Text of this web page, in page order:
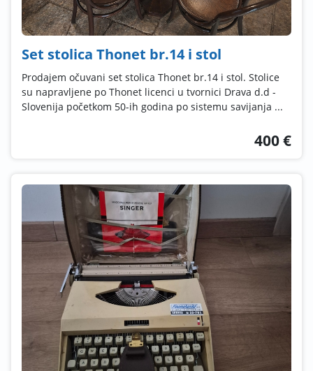
Set stolica Thonet br.14 i stol
Prodajem očuvani set stolica Thonet br.14 i stol. Stolice
su napravljene po Thonet licenci u tvornici Drava d.d -
Slovenija početkom 50-ih godina po sistemu savijanja ...
400 €